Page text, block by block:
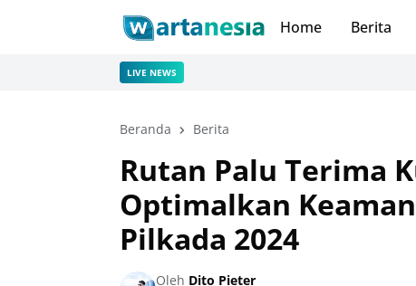
Home Berita
LIVE NEWS
Beranda Berita
Rutan Palu Terima
Optimalkan
Pilkada 2024
Oleh Dito Pieter